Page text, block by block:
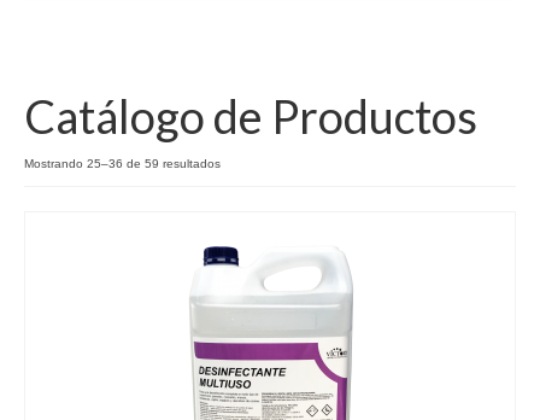
Catálogo de Productos
Contacto
Catálogo de Productos
Mostrando 25–36 de 59 resultados